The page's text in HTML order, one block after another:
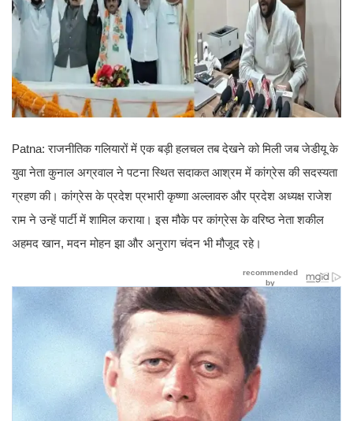
Patna: राजनीतिक गलियारों में एक बड़ी हलचल तब देखने को मिली जब जेडीयू के
युवा नेता कुनाल अग्रवाल ने पटना स्थित सदाकत आश्रम में कांग्रेस की सदस्यता
ग्रहण की। कांग्रेस के प्रदेश प्रभारी कृष्णा अल्लावरु और प्रदेश अध्यक्ष राजेश
राम ने उन्हें पार्टी में शामिल कराया। इस मौके पर कांग्रेस के वरिष्ठ नेता शकील
अहमद खान, मदन मोहन झा और अनुराग चंदन भी मौजूद रहे।